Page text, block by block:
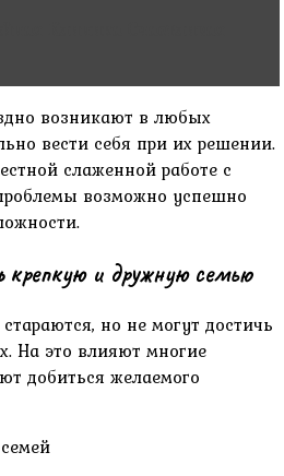
возникают в любых
вести себя при их решении.
слаженной работе с
возможно успешно
и дружную семью
но не могут достичь
На это влияют многие
добиться желаемого